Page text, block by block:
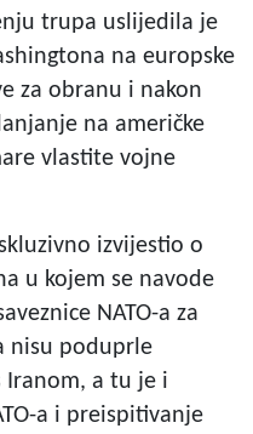
trupa uslijedila je
na europske
za obranu i nakon
na američke
vlastite vojne
izvijestio o
u kojem se navode
NATO-a za
nisu poduprle
Iranom, a tu je i
a i preispitivanje